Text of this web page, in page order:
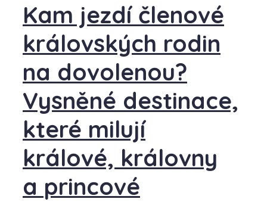
Kam jezdí členové
královských rodin
na dovolenou?
Vysněné destinace,
které milují
králové, královny
a princové